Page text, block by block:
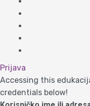
Prijava
Accessing this
credentials below!